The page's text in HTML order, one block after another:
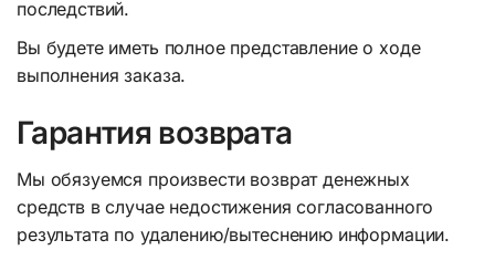
последствий.
Вы будете иметь полное представление о ходе
выполнения заказа.
Гарантия возврата
Мы обязуемся произвести возврат денежных
средств в случае недостижения согласованного
результата по удалению/вытеснению информации.